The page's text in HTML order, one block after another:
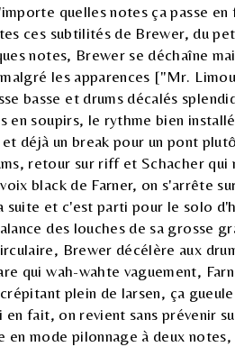
quelles notes ça passe
ces subtilités de Brewer, du
notes, Brewer se déchaîne
les apparences ["Mr.
basse et drums décalés
en soupirs, le rythme bien
déjà un break pour un pont
retour sur riff et Schacher
black de Farner, on s'arrête
suite et c'est parti pour le solo
des louches de sa grosse
Brewer décélère aux
qui wah-wahte vaguement,
plein de larsen, ça
en fait, on revient sans prévenir
en mode pilonnage à deux